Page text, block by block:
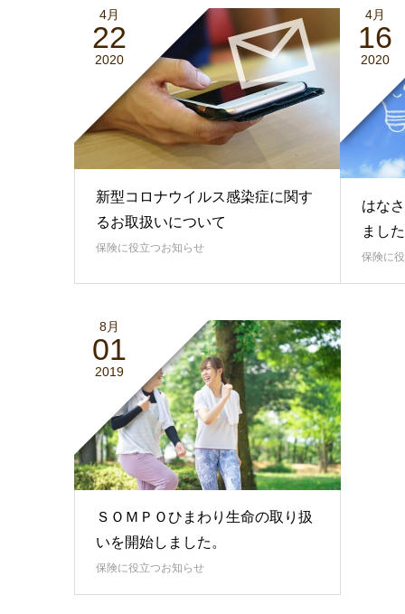
4月
22
2020
新型コロナウイルス感染症に関す
るお取扱いについて
保険に役立つお知らせ
4月
16
2020
はな
まし
保険に
8月
01
2019
ＳＯＭＰＯひまわり生命の取り扱
いを開始しました。
保険に役立つお知らせ